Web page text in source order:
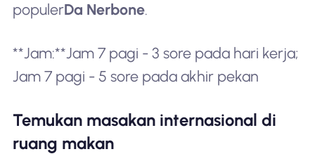
populerDa Nerbone.
**Jam:**Jam 7 pagi - 3 sore pada hari kerja;
Jam 7 pagi - 5 sore pada akhir pekan
Temukan masakan internasional di
ruang makan